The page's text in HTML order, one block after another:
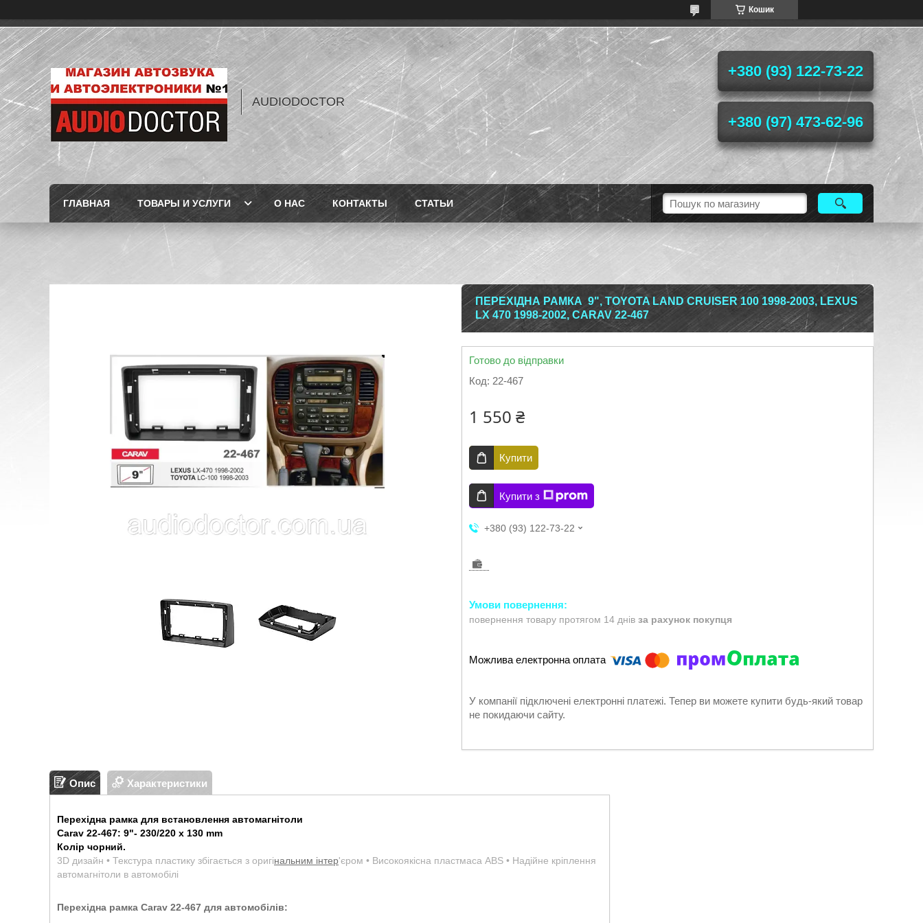
Кошик
AUDIODOCTOR
+380 (93) 122-73-22
+380 (97) 473-62-96
ГЛАВНАЯ ТОВАРЫ И УСЛУГИ О НАС КОНТАКТЫ СТАТЬИ
ПЕРЕХІДНА РАМКА 9", TOYOTA LAND CRUISER 100 1998-2003, LEXUS
LX 470 1998-2002, CARAV 22-467
Готово до відправки
Код: 22-467
1 550 ₴
Купити
Купити з
+380 (93) 122-73-22
повернення товару протягом 14 днів за рахунок покупця
У компанії підключені електронні платежі. Тепер ви можете купити будь-який товар
не покидаючи сайту.
Опис Характеристики
Перехідна рамка для встановлення автомагнітоли
Carav 22-467: 9"- 230/220 х 130 mm
Колір чорний.
3D дизайн • Текстура пластику збігається з оригінальним інтер'єром • Високоякісна пластмаса ABS • Надійне кріплення
автомагнітоли в автомобілі
Перехідна рамка Carav 22-467 для автомобілів: